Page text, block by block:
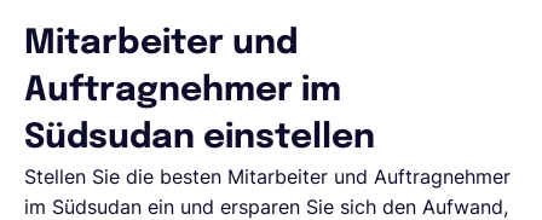
Mitarbeiter und
Auftragnehmer im
Südsudan einstellen
Stellen Sie die besten Mitarbeiter und Auftragnehmer
im Südsudan ein und ersparen Sie sich den Aufwand,